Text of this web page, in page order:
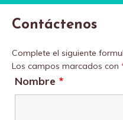
Contáctenos
Complete el siguiente
Los campos marcados con
Nombre *